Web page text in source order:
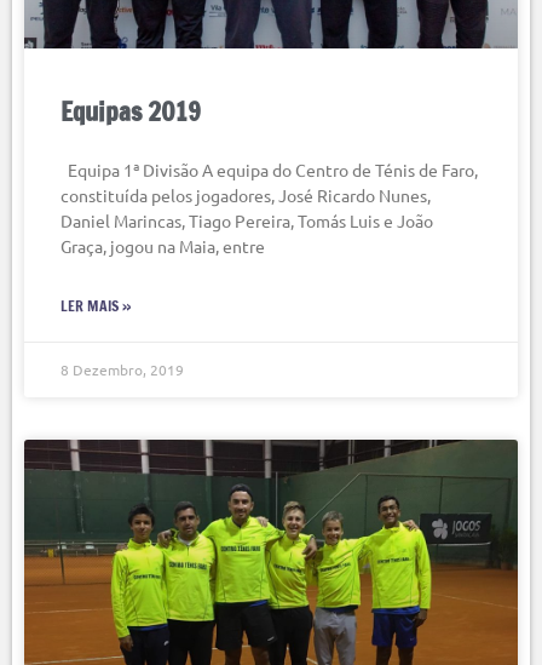
Equipas 2019
Equipa 1ª Divisão A equipa do Centro de Ténis de Faro,
constituída pelos jogadores, José Ricardo Nunes,
Daniel Marincas, Tiago Pereira, Tomás Luis e João
Graça, jogou na Maia, entre
LER MAIS »
8 Dezembro, 2019